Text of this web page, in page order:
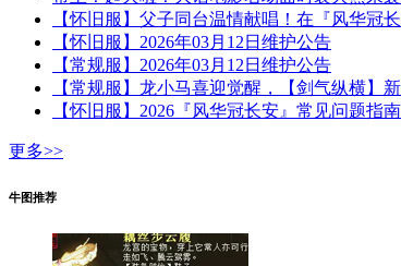
【怀旧服】父子同台温情献唱！在『风华冠长
【怀旧服】2026年03月12日维护公告
【常规服】2026年03月12日维护公告
【常规服】龙小马喜迎觉醒，【剑气纵横】新
【怀旧服】2026『风华冠长安』常见问题指南
更多>>
牛图推荐